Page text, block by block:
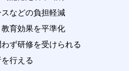
などの負担軽減
育効果を平準化
ず研修を受けられる
行える